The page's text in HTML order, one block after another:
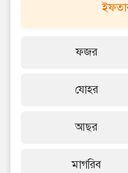
ফজর
যোহর
আছর
মাগরিব